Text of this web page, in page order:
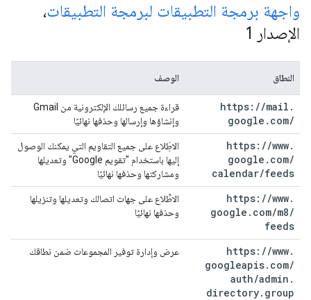
واجهة برمجة التطبيقات لبرمجة التطبيقات،
الإصدار 1
النطاق الوصف
https: //mail .
google . com/
قراءة جميع رسائلك الإلكترونية من Gmail
وإنشاؤها وإرسالها وحذفها نهائيًا
https: //www.
google . com/
calendar/feeds
الاطَِلاع على جميع التقاويم التي يمكنك الوصول
إليها باستخدام "تقويم Google" وتعديلها
ومشاركتها وحذفها نهائيًا
https: //www.
google . com/m8/
feeds
الاطِّلاع على جهات اتصالك وتعديلها وتنزيلها
وحذفها نهائيًا
https: //www.
googleapis. com/
auth/admin .
directory. group
عرض وإدارة توفير المجموعات ضمن نطاقك